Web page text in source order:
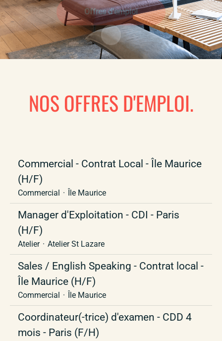
Offres d'emploi
Faire défiler jusqu'au contenu
NOS OFFRES D'EMPLOI.
Commercial - Contrat Local - Île Maurice
(H/F)
Commercial · Île Maurice
Manager d'Exploitation - CDI - Paris
(H/F)
Atelier · Atelier St Lazare
Sales / English Speaking - Contrat local -
Île Maurice (H/F)
Commercial · Île Maurice
Coordinateur(-trice) d'examen - CDD 4
mois - Paris (F/H)